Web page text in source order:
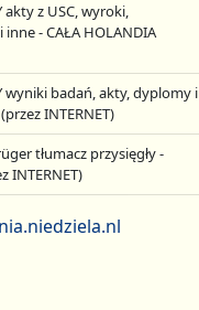
akty z USC, wyroki,
- CAŁA HOLANDIA
wyniki badań, akty, dyplomy i
INTERNET)
tłumacz przysięgły -
INTERNET)